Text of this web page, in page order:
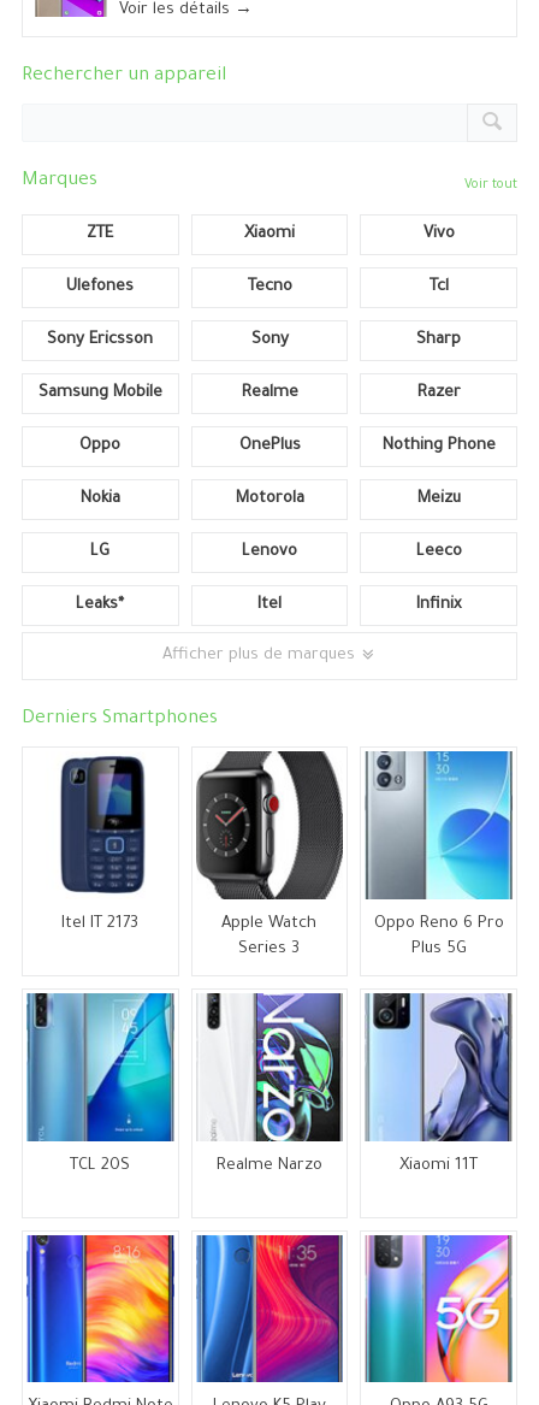
Voir les détails →
Rechercher un appareil
Marques Voir tout
ZTE Xiaomi Vivo
Ulefones Tecno Tcl
Sony Ericsson Sony Sharp
Samsung Mobile Realme Razer
Oppo OnePlus Nothing Phone
Nokia Motorola Meizu
LG Lenovo Leeco
Leaks* Itel Infinix
Afficher plus de marques
Derniers Smartphones
Itel IT 2173
Apple Watch
Series 3
Oppo Reno 6 Pro
Plus 5G
TCL 20S Realme Narzo Xiaomi 11T